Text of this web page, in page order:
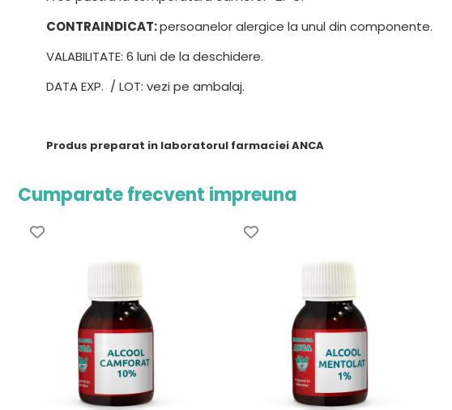
CONTRAINDICAT:persoanelor alergice la unul din componente.
VALABILITATE: 6 luni de la deschidere.
DATA EXP. / LOT: vezi pe ambalaj.
Produs preparat in laboratorul farmaciei ANCA
Cumparate frecvent impreuna